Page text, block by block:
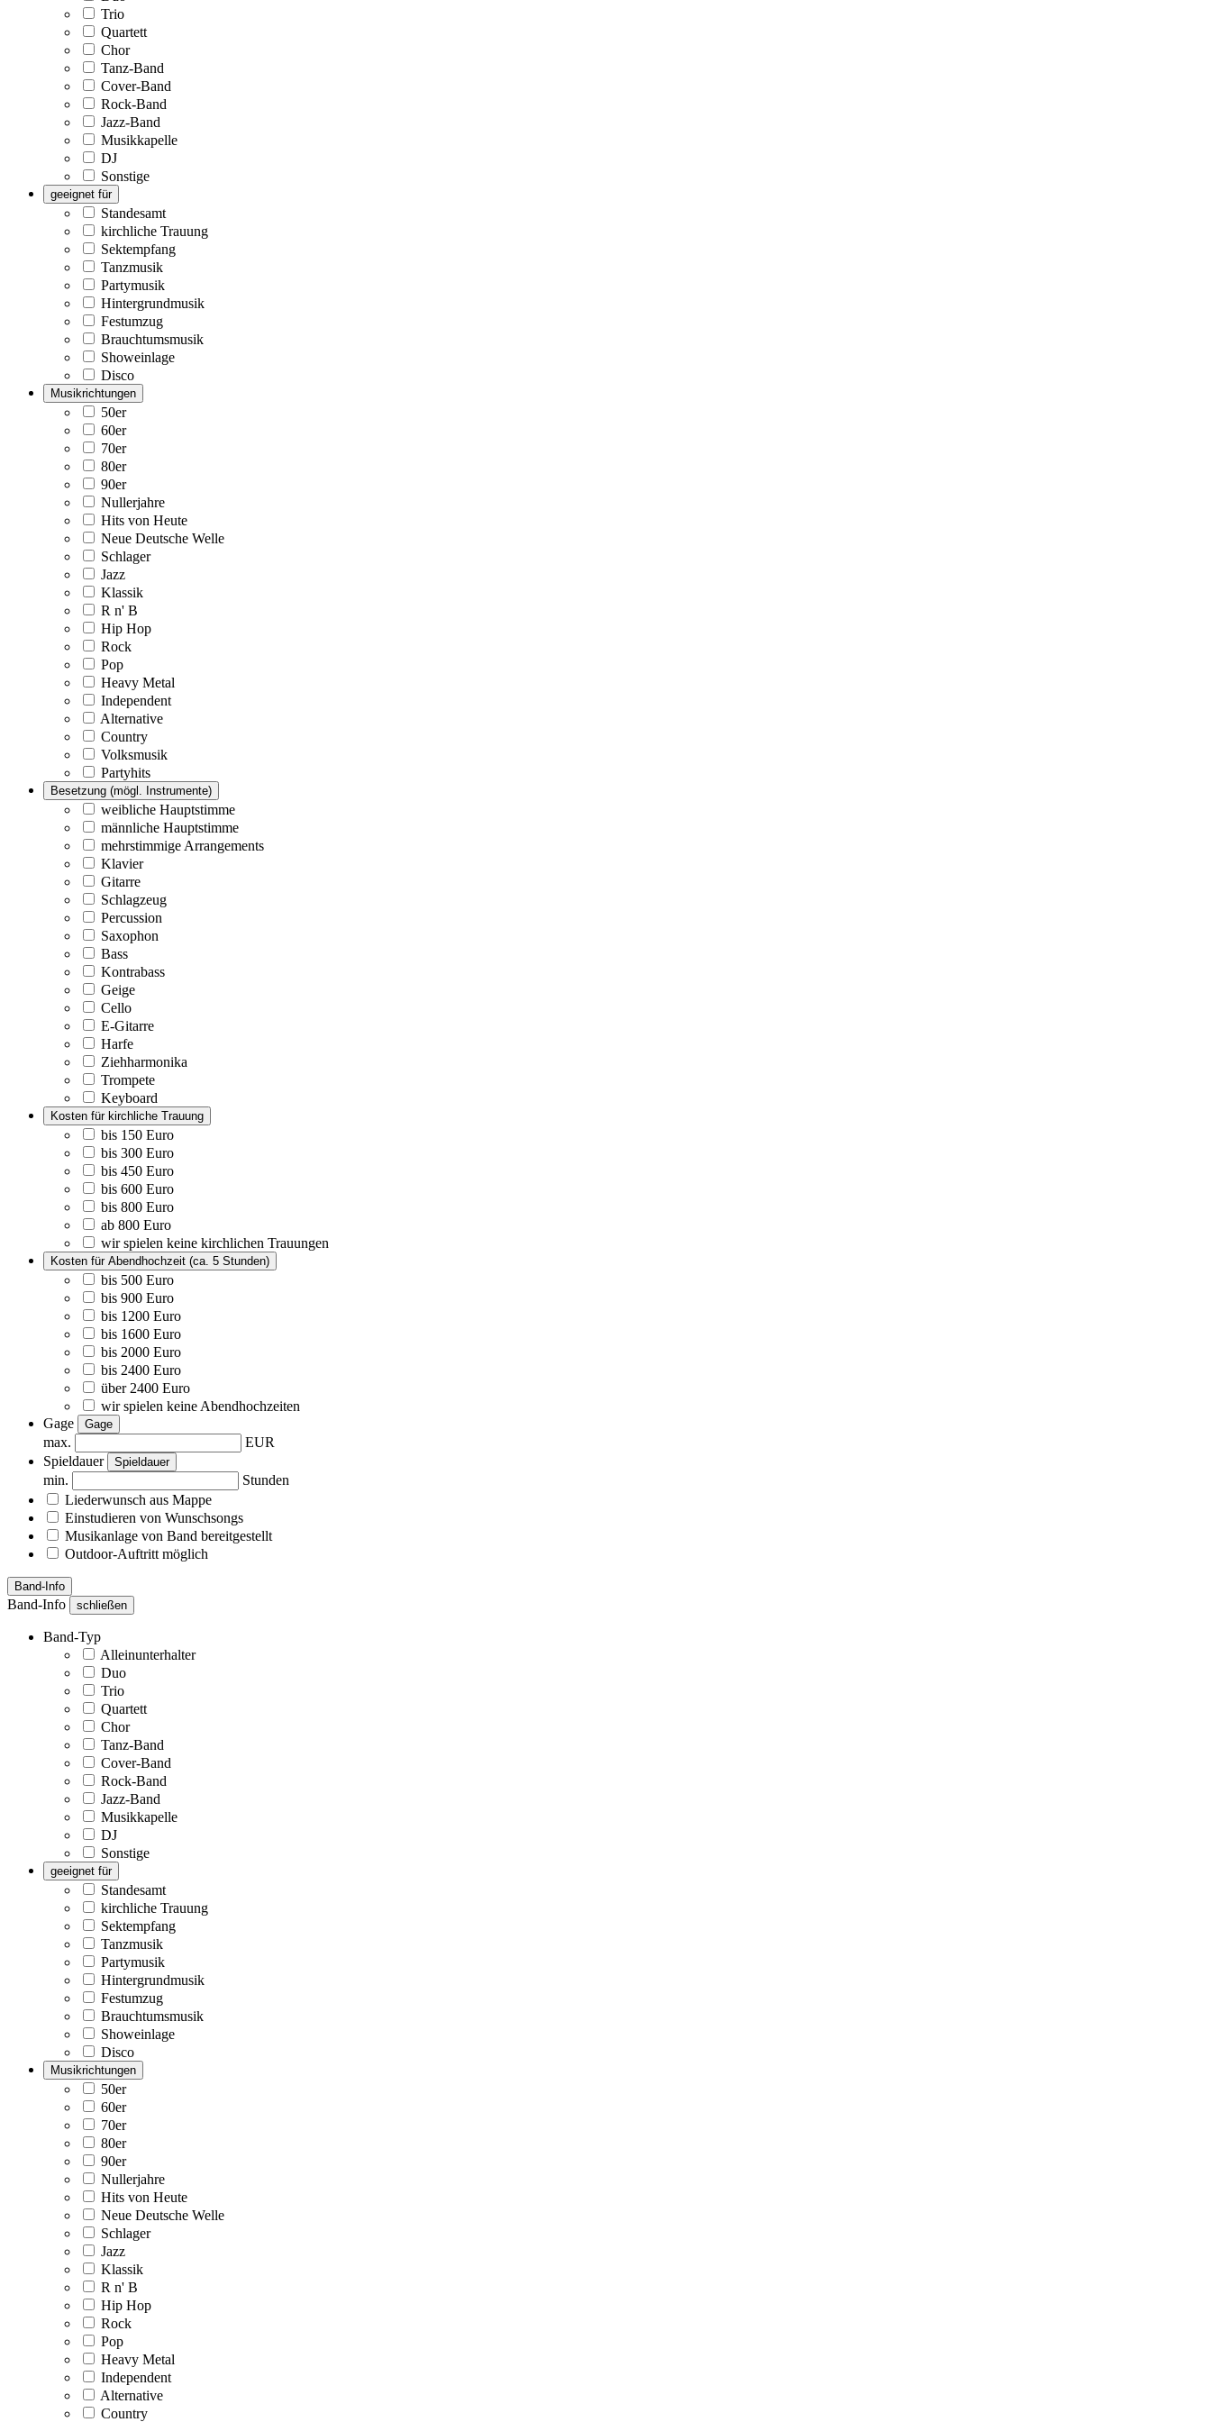
Trio
Quartett
Chor
Tanz-Band
Cover-Band
Rock-Band
Jazz-Band
Musikkapelle
DJ
Sonstige
geeignet für
Standesamt
kirchliche Trauung
Sektempfang
Tanzmusik
Partymusik
Hintergrundmusik
Festumzug
Brauchtumsmusik
Showeinlage
Disco
Musikrichtungen
50er
60er
70er
80er
90er
Nullerjahre
Hits von Heute
Neue Deutsche Welle
Schlager
Jazz
Klassik
R n' B
Hip Hop
Rock
Pop
Heavy Metal
Independent
Alternative
Country
Volksmusik
Partyhits
Besetzung (mögl. Instrumente)
weibliche Hauptstimme
männliche Hauptstimme
mehrstimmige Arrangements
Klavier
Gitarre
Schlagzeug
Percussion
Saxophon
Bass
Kontrabass
Geige
Cello
E-Gitarre
Harfe
Ziehharmonika
Trompete
Keyboard
Kosten für kirchliche Trauung
bis 150 Euro
bis 300 Euro
bis 450 Euro
bis 600 Euro
bis 800 Euro
ab 800 Euro
wir spielen keine kirchlichen Trauungen
Kosten für Abendhochzeit (ca. 5 Stunden)
bis 500 Euro
bis 900 Euro
bis 1200 Euro
bis 1600 Euro
bis 2000 Euro
bis 2400 Euro
über 2400 Euro
wir spielen keine Abendhochzeiten
Gage
Gage
max.
EUR
Spieldauer
Spieldauer
min.
Stunden
Liederwunsch aus Mappe
Einstudieren von Wunschsongs
Musikanlage von Band bereitgestellt
Outdoor-Auftritt möglich
Band-Info
Band-Info schließen
Band-Typ
Alleinunterhalter
Duo
Trio
Quartett
Chor
Tanz-Band
Cover-Band
Rock-Band
Jazz-Band
Musikkapelle
DJ
Sonstige
geeignet für
Standesamt
kirchliche Trauung
Sektempfang
Tanzmusik
Partymusik
Hintergrundmusik
Festumzug
Brauchtumsmusik
Showeinlage
Disco
Musikrichtungen
50er
60er
70er
80er
90er
Nullerjahre
Hits von Heute
Neue Deutsche Welle
Schlager
Jazz
Klassik
R n' B
Hip Hop
Rock
Pop
Heavy Metal
Independent
Alternative
Country